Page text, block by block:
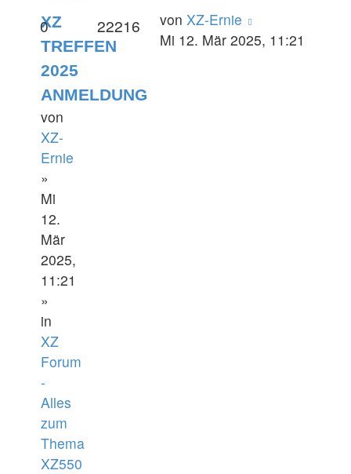
XZ
TREFFEN
2025
ANMELDUNG
von
XZ-
Ernie
»
Mi
12.
Mär
2025,
11:21
»
in
XZ
Forum
-
Alles
zum
Thema
XZ550
0 22216 von XZ-Ernie
Mi 12. Mär 2025, 11:21